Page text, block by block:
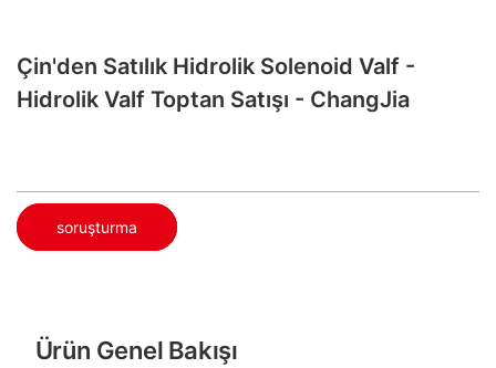
Çin'den Satılık Hidrolik Solenoid Valf -
Hidrolik Valf Toptan Satışı - ChangJia
soruşturma
Ürün Genel Bakışı